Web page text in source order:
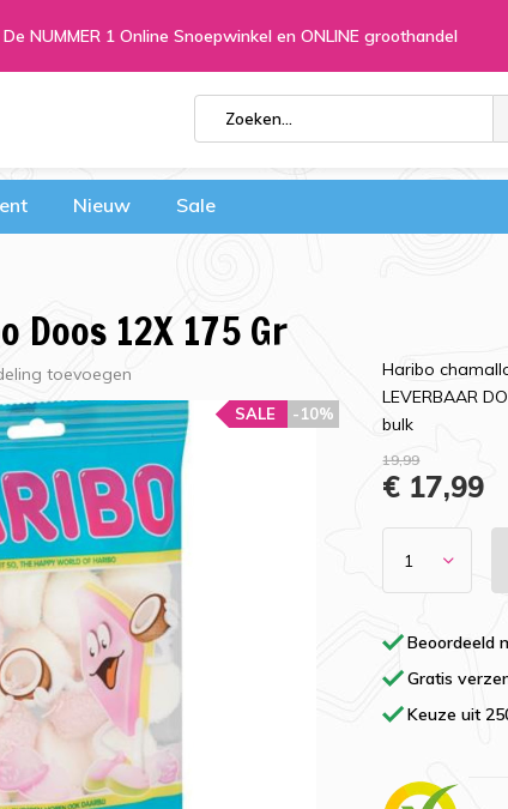
De NUMMER 1 Online Snoepwinkel en ONLINE groothandel
Nieuw Sale
Doos 12X 175 Gr
toevoegen
-10%
SALE
Haribo
LEVERBAAR
bulk
19,99
€ 17,99
Beoordeeld
Gratis
Keuze uit